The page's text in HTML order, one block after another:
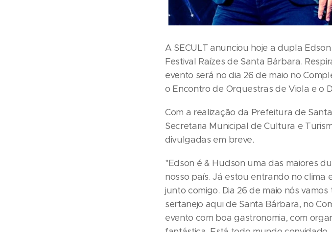
A SECULT anunciou hoje a dupla
Festival Raízes de Santa Bárbara.
evento será no dia 26 de maio no
o Encontro de Orquestras de Viola e o
Com a realização da Prefeitura de
Secretaria Municipal de Cultura e
divulgadas em breve.
"Edson é & Hudson uma das maiores
nosso país. Já estou entrando no
junto comigo. Dia 26 de maio nós
sertanejo aqui de Santa Bárbara, no
evento com boa gastronomia, com